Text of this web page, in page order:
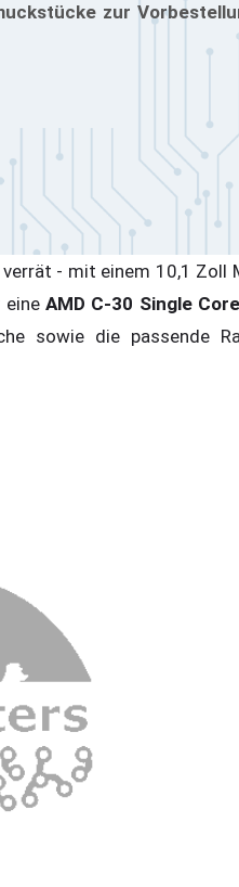
zur
- mit einem 10,1 Zoll
eine AMD C-30 Single
sowie die passende